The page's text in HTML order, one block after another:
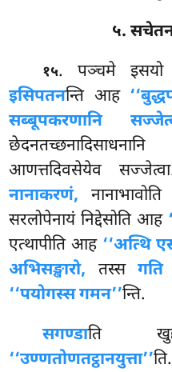
५.
१५. पञ्चमे इसयो
इसिपतनन्ति आह
सब्बूपकरणानि
आणत्तदिवसेयेव
नानाकरणं,
सरलोपेनायं निद्देसोति आह
एत्थापीति आह ‘‘अत्थि
अभिसङ्खारो, तस्सगति
‘‘पयोगस्स गमन’’न्ति.
सगण्डाति
‘‘उण्णतोणतट्ठानयुत्ता’’